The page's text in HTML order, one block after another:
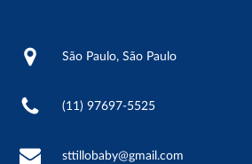
São Paulo, São Paulo
(11) 97697-5525
sttillobaby@gmail.com